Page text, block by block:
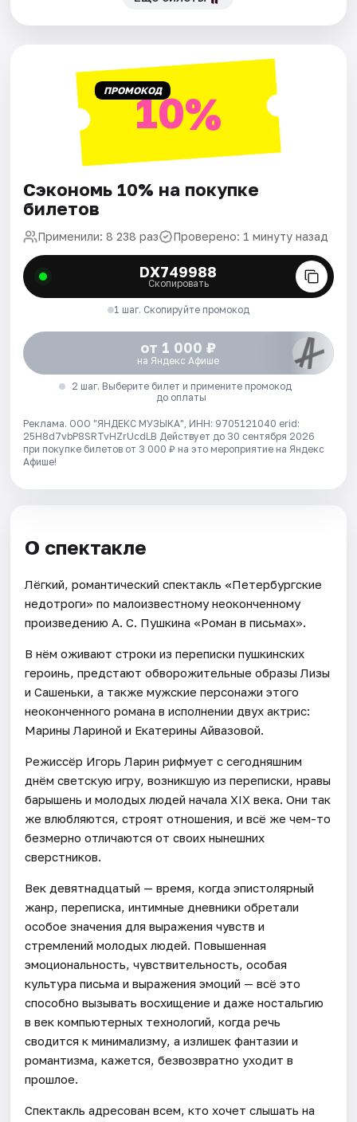
ПРОМОКОД10%
Сэкономь 10% на покупке
билетов
Применили: 8 238 раз Проверено: 1 минуту назад
DX749988
Скопировать
1 шаг. Скопируйте промокод
от 1 000 ₽
на Яндекс Афише
2 шаг. Выберите билет и примените промокод
до оплаты
Реклама. ООО "ЯНДЕКС МУЗЫКА", ИНН: 9705121040 erid:
25H8d7vbP8SRTvHZrUcdLB Действует до 30 сентября 2026
при покупке билетов от 3 000 ₽ на это мероприятие на Яндекс
Афише!
О спектакле
Лёгкий, романтический спектакль «Петербургские
недотроги» по малоизвестному неоконченному
произведению А. С. Пушкина «Роман в письмах».
В нём оживают строки из переписки пушкинских
героинь, предстают обворожительные образы Лизы
и Сашеньки, а также мужские персонажи этого
неоконченного романа в исполнении двух актрис:
Марины Лариной и Екатерины Айвазовой.
Режиссёр Игорь Ларин рифмует с сегодняшним
днём светскую игру, возникшую из переписки, нравы
барышень и молодых людей начала XIX века. Они так
же влюбляются, строят отношения, и всё же чем-то
безмерно отличаются от своих нынешних
сверстников.
Век девятнадцатый — время, когда эпистолярный
жанр, переписка, интимные дневники обретали
особое значения для выражения чувств и
стремлений молодых людей. Повышенная
эмоциональность, чувствительность, особая
культура письма и выражения эмоций — всё это
способно вызывать восхищение и даже ностальгию
в век компьютерных технологий, когда речь
сводится к минимализму, а излишек фантазии и
романтизма, кажется, безвозвратно уходит в
прошлое.
Спектакль адресован всем, кто хочет слышать на